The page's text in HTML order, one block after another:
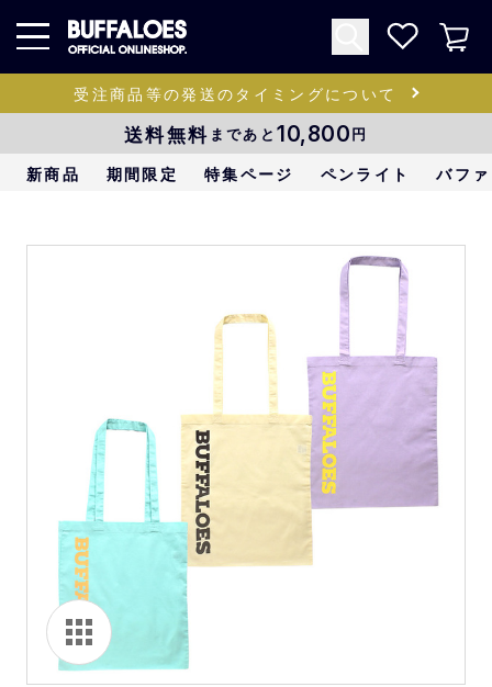
受注商品等の発送のタイミングについて
送料無料 まであと 10,800円
新商品 期間限定 特集ページ ペンライト バフ